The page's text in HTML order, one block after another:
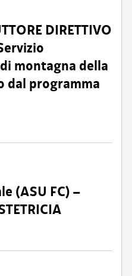
DIRETTIVO
montagna della
dal programma
(ASU FC) –